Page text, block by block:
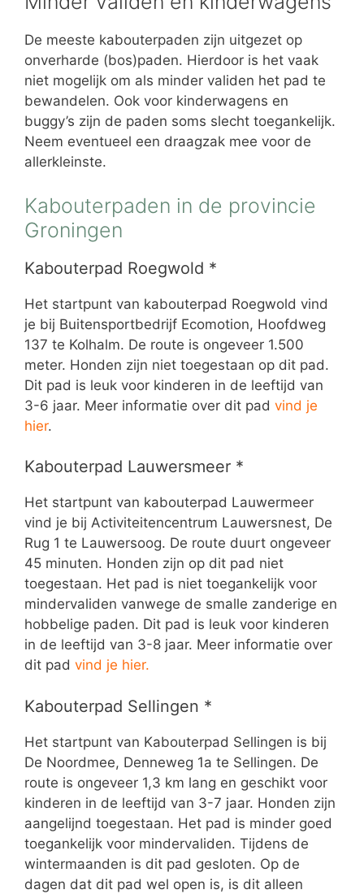
De meeste kabouterpaden zijn uitgezet op
onverharde (bos)paden. Hierdoor is het vaak
niet mogelijk om als minder validen het pad te
bewandelen. Ook voor kinderwagens en
buggy’s zijn de paden soms slecht toegankelijk.
Neem eventueel een draagzak mee voor de
allerkleinste.
Kabouterpaden in de provincie
Groningen
Kabouterpad Roegwold *
Het startpunt van kabouterpad Roegwold vind
je bij Buitensportbedrijf Ecomotion, Hoofdweg
137 te Kolhalm. De route is ongeveer 1.500
meter. Honden zijn niet toegestaan op dit pad.
Dit pad is leuk voor kinderen in de leeftijd van
3-6 jaar. Meer informatie over dit pad vind je
hier.
Kabouterpad Lauwersmeer *
Het startpunt van kabouterpad Lauwermeer
vind je bij Activiteitencentrum Lauwersnest, De
Rug 1 te Lauwersoog. De route duurt ongeveer
45 minuten. Honden zijn op dit pad niet
toegestaan. Het pad is niet toegankelijk voor
mindervaliden vanwege de smalle zanderige en
hobbelige paden. Dit pad is leuk voor kinderen
in de leeftijd van 3-8 jaar. Meer informatie over
dit pad vind je hier.
Kabouterpad Sellingen *
Het startpunt van Kabouterpad Sellingen is bij
De Noordmee, Denneweg 1a te Sellingen. De
route is ongeveer 1,3 km lang en geschikt voor
kinderen in de leeftijd van 3-7 jaar. Honden zijn
aangelijnd toegestaan. Het pad is minder goed
toegankelijk voor mindervaliden. Tijdens de
wintermaanden is dit pad gesloten. Op de
dagen dat dit pad wel open is, is dit alleen